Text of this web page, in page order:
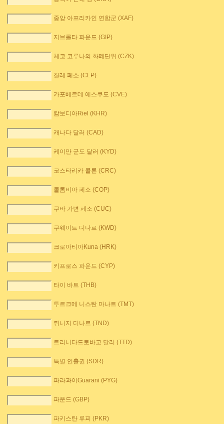
중앙 아프리카인 연합군 (XAF)
지브롤타 파운드 (GIP)
체코 코루나의 화폐단위 (CZK)
칠레 페소 (CLP)
카포베르데 에스쿠도 (CVE)
캄보디아Riel (KHR)
캐나다 달러 (CAD)
케이만 군도 달러 (KYD)
코스타리카 콜론 (CRC)
콜롬비아 페소 (COP)
쿠바 가변 페소 (CUC)
쿠웨이트 디나르 (KWD)
크로아티아Kuna (HRK)
키프로스 파운드 (CYP)
타이 바트 (THB)
투르크메 니스탄 마나트 (TMT)
튀니지 디나르 (TND)
트리니다드토바고 달러 (TTD)
특별 인출권 (SDR)
파라과이Guarani (PYG)
파운드 (GBP)
파키스탄 루피 (PKR)